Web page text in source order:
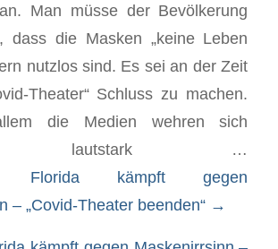
Man müsse der Bevölkerung
dass die Masken „keine Leben
nutzlos sind. Es sei an der Zeit
Theater“ Schluss zu machen.
die Medien wehren sich
lautstark …
Florida kämpft gegen
– „Covid-Theater beenden“ →